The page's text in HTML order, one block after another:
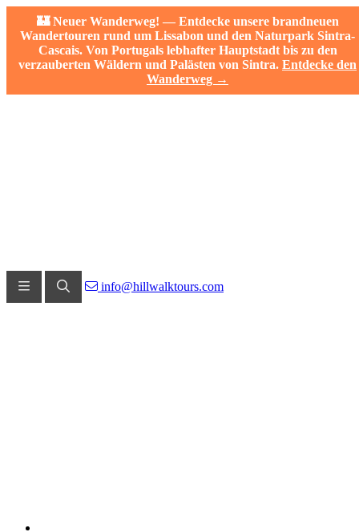
🏰 Neuer Wanderweg! — Entdecke unsere brandneuen
Wandertouren rund um Lissabon und den Naturpark Sintra-
Cascais. Von Portugals lebhafter Hauptstadt bis zu den
verzauberten Wäldern und Palästen von Sintra. Entdecke den
Wanderweg →
info@hillwalktours.com